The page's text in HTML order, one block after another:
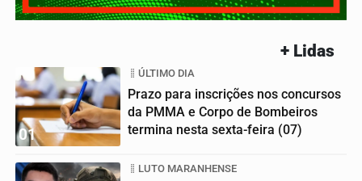
+ Lidas
01
ÚLTIMO DIA
Prazo para inscrições nos concursos
da PMMA e Corpo de Bombeiros
termina nesta sexta-feira (07)
LUTO MARANHENSE